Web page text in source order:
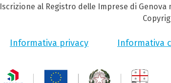
Iscrizione al Registro delle Imprese di Genova
Informativa privacy Informativa